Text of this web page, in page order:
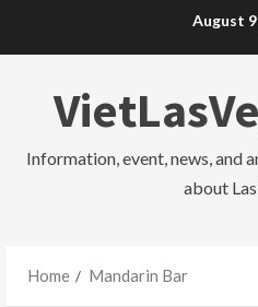
August
Information, event, news, and
about
Home Mandarin Bar